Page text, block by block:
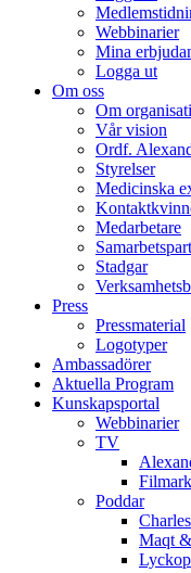
Webbinarier
Mina
Logga ut
Om oss
Om
Vår vision
Ordf.
Styrelser
Medicinska
Medarbetare
Stadgar
Press
Pressmaterial
Logotyper
Ambassadörer
Aktuella Program
Kunskapsportal
Webbinarier
TV
Poddar
Maqt